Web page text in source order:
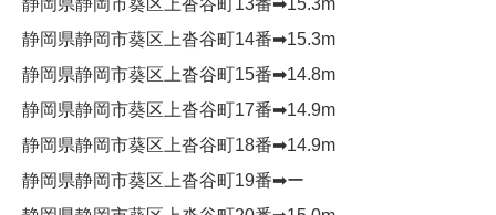
静岡県静岡市葵区上沓谷町14番➡︎15.3m
静岡県静岡市葵区上沓谷町15番➡︎14.8m
静岡県静岡市葵区上沓谷町17番➡︎14.9m
静岡県静岡市葵区上沓谷町18番➡︎14.9m
静岡県静岡市葵区上沓谷町19番➡︎ー